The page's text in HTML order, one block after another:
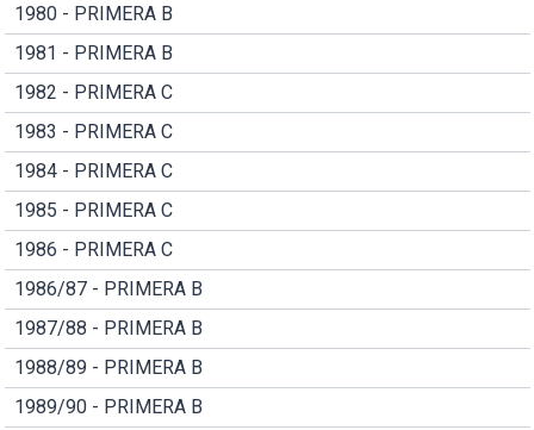
1980 - PRIMERA B
1981 - PRIMERA B
1982 - PRIMERA C
1983 - PRIMERA C
1984 - PRIMERA C
1985 - PRIMERA C
1986 - PRIMERA C
1986/87 - PRIMERA B
1987/88 - PRIMERA B
1988/89 - PRIMERA B
1989/90 - PRIMERA B